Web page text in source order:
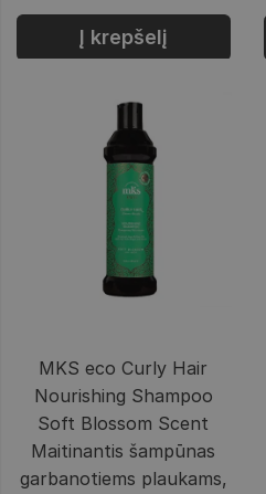
Į krepšelį
MKS eco Curly Hair
Nourishing Shampoo
Soft Blossom Scent
Maitinantis šampūnas
garbanotiems plaukams,